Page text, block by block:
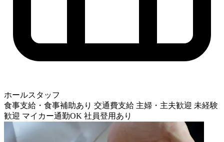
ホールスタッフ
食事支給・食事補助あり 交通費支給 主婦・主夫歓迎 未経験
歓迎 マイカー通勤OK 社員登用あり